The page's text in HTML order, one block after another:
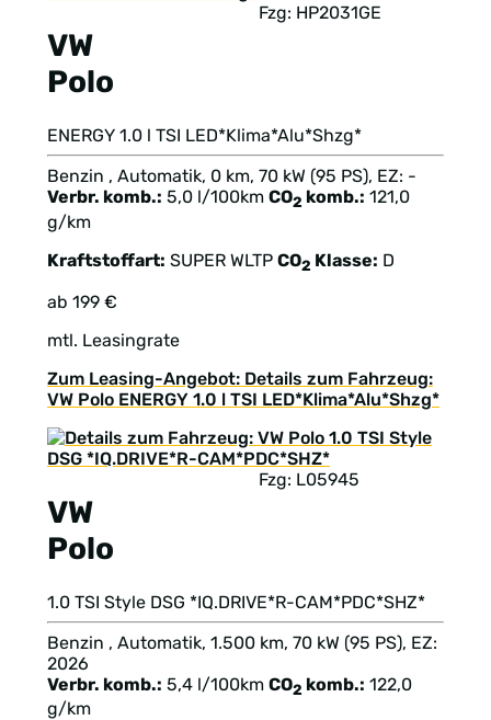
VW
Polo
Fzg: HP2031GE
ENERGY 1.0 l TSI LED*Klima*Alu*Shzg*
Benzin , Automatik, 0 km, 70 kW (95 PS), EZ: -
Verbr. komb.: 5,0 l/100km CO2 komb.: 121,0
g/km
Kraftstoffart: SUPER WLTP CO2 Klasse: D
ab 199 €
mtl. Leasingrate
Zum Leasing-Angebot: Details zum Fahrzeug:
VW Polo ENERGY 1.0 l TSI LED*Klima*Alu*Shzg*
VW
Polo
Fzg: L05945
1.0 TSI Style DSG *IQ.DRIVE*R-CAM*PDC*SHZ*
Benzin , Automatik, 1.500 km, 70 kW (95 PS), EZ:
2026
Verbr. komb.: 5,4 l/100km CO2 komb.: 122,0
g/km